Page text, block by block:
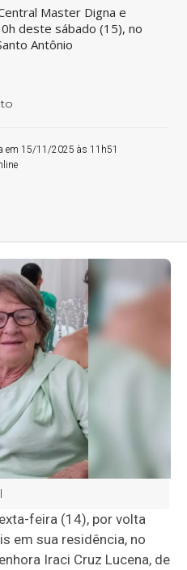
Master Digna e
deste sábado (15), no
Antônio
em 15/11/2025 às 11h51
feira (14), por volta
em sua residência, no
Iraci Cruz Lucena, de